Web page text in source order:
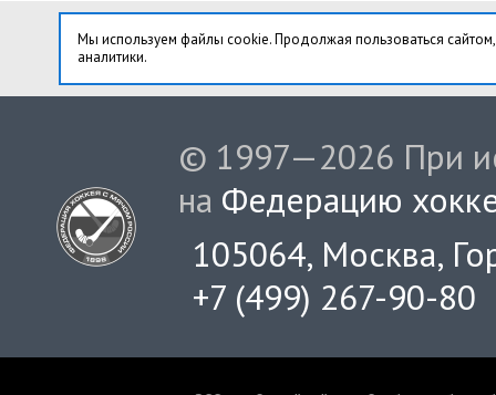
Мы используем файлы cookie. Продолжая пользоваться
аналитики.
© 1997—2026 При
на Федерацию
105064, Москва,
+7 (499) 267-90-80